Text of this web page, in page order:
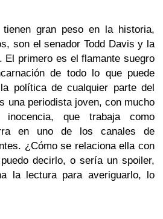
gran peso en la historia,
son el senador Todd Davis y la
El primero es el flamante suegro
de todo lo que puede
política de cualquier parte del
una periodista joven, con mucho
que trabaja como
en uno de los canales de
¿Cómo se relaciona ella con
decirlo, o sería un spoiler,
la lectura para averiguarlo, lo